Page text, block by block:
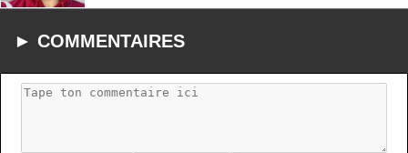
► COMMENTAIRES